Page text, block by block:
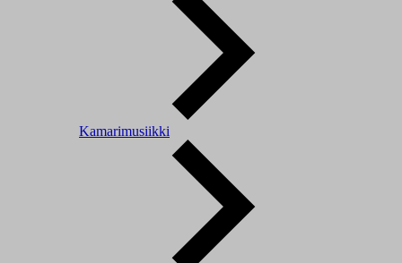
Kamarimusiikki